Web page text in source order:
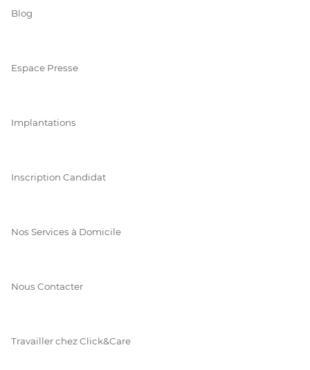
Blog
Espace Presse
Implantations
Inscription Candidat
Nos Services à Domicile
Nous Contacter
Travailler chez Click&Care